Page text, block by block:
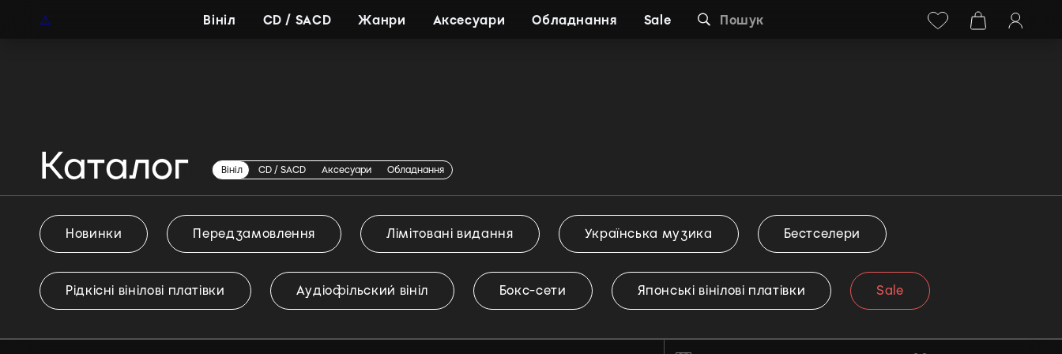
+38 (068) 778-40-38
Вініл CD / SACD Жанри Аксесуари Обладнання Sale Пошук
Каталог Вініл CD / SACD Аксесуари Обладнання
Romantic
Новинки Передзамовлення Лімітовані видання Українська музика Бестселери
Рідкісні вінілові платівки Аудіофільский вініл Бокс-сети Японські вінілові платівки Sale